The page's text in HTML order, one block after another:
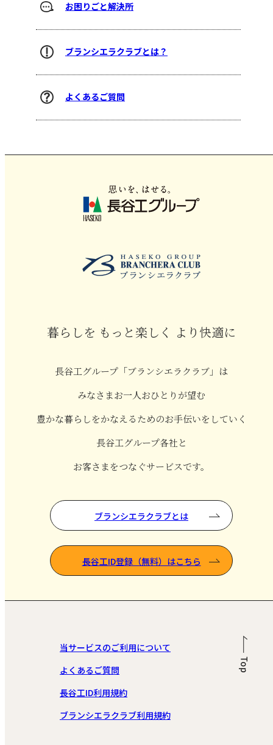
お困りごと解決所
ブランシエラクラブとは？
よくあるご質問
暮らしを もっと楽しく より快適に
長谷工グループ「ブランシエラクラブ」は
みなさまお一人おひとりが望む
豊かな暮らしをかなえるためのお手伝いをしていく
長谷工グループ各社と
お客さまをつなぐサービスです。
ブランシエラクラブとは
長谷工ID登録（無料）はこちら
当サービスのご利用について
長谷工ID利用規約
よくあるご質問
ブランシエラクラブ利用規約